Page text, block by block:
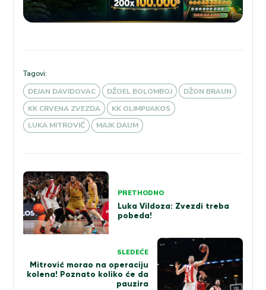
Tagovi:
DEJAN DAVIDOVAC
DŽOEL BOLOMBOJ
DŽON BRAUN
KK CRVENA ZVEZDA
KK OLIMPIJAKOS
LUKA MITROVIĆ
MAJK DAUM
Kretanje
članka
PRETHODNO
Luka Vildoza: Zvezdi treba
pobeda!
SLEDEĆE
Mitrović morao na operaciju
kolena! Poznato koliko će da
pauzira